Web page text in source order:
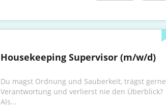
Housekeeping Supervisor (m/w/d)
Du magst Ordnung und Sauberkeit, trägst gerne
Verantwortung und verlierst nie den Überblick?
Als...